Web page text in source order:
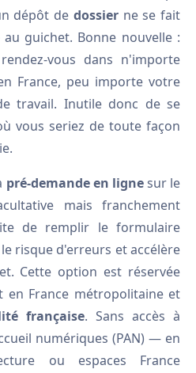
dépôt de dossierne se fait
guichet. Bonne nouvelle :
vous dans n'importe
France, peu importe votre
travail. Inutile donc de se
vous seriez de toute façon
pré-demande en lignesur le
mais franchement
de remplir le formulaire
risque d'erreurs et accélère
Cette option est réservée
en France métropolitaine et
française. Sans accès à
numériques (PAN) — en
ou espaces France